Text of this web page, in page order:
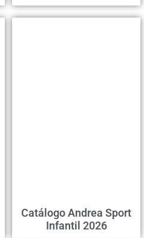
Catálogo Andrea Sport
Infantil 2026